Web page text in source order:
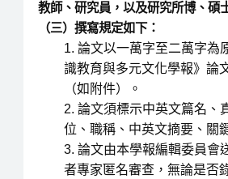
教師、研究員，以及研究所博、碩
（三）撰寫規定如下：
論文以一萬字至二萬字為
識教育與多元文化學報》論
（如附件）。
論文須標示中英文篇名、
位、職稱、中英文摘要、關
論文由本學報編輯委員會
者專家匿名審查，無論是否